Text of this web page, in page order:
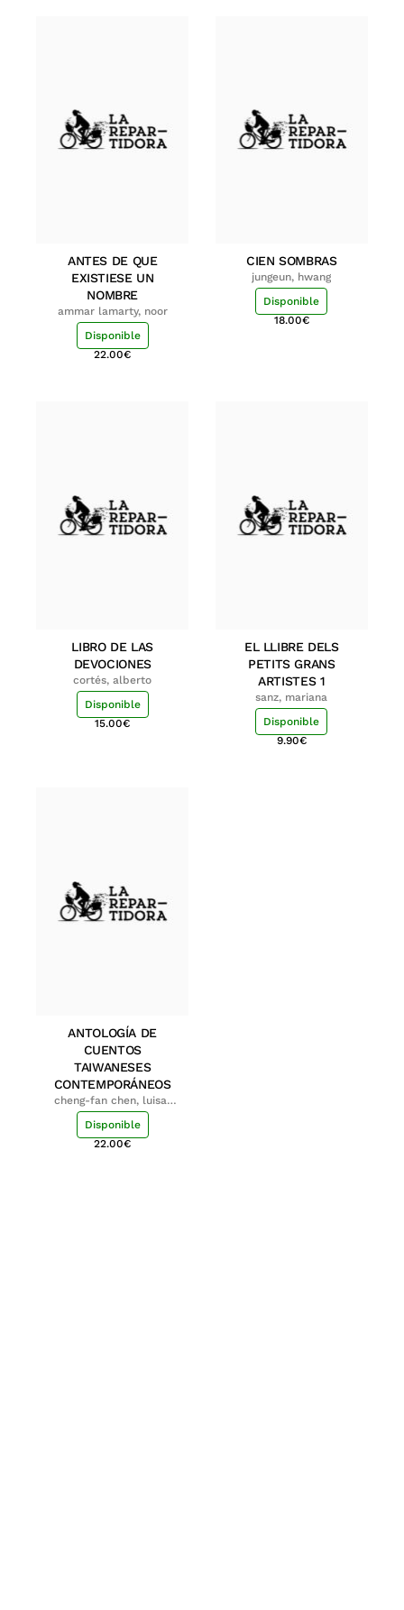
ANTES DE QUE
EXISTIESE UN
NOMBRE
ammar lamarty, noor
Disponible
22.00€
CIEN SOMBRAS
jungeun, hwang
Disponible
18.00€
LIBRO DE LAS
DEVOCIONES
cortés, alberto
Disponible
15.00€
EL LLIBRE DELS
PETITS GRANS
ARTISTES 1
sanz, mariana
Disponible
9.90€
ANTOLOGÍA DE
CUENTOS
TAIWANESES
CONTEMPORÁNEOS
cheng-fan chen, luisa;
shu-ying chang, luisa
Disponible
22.00€